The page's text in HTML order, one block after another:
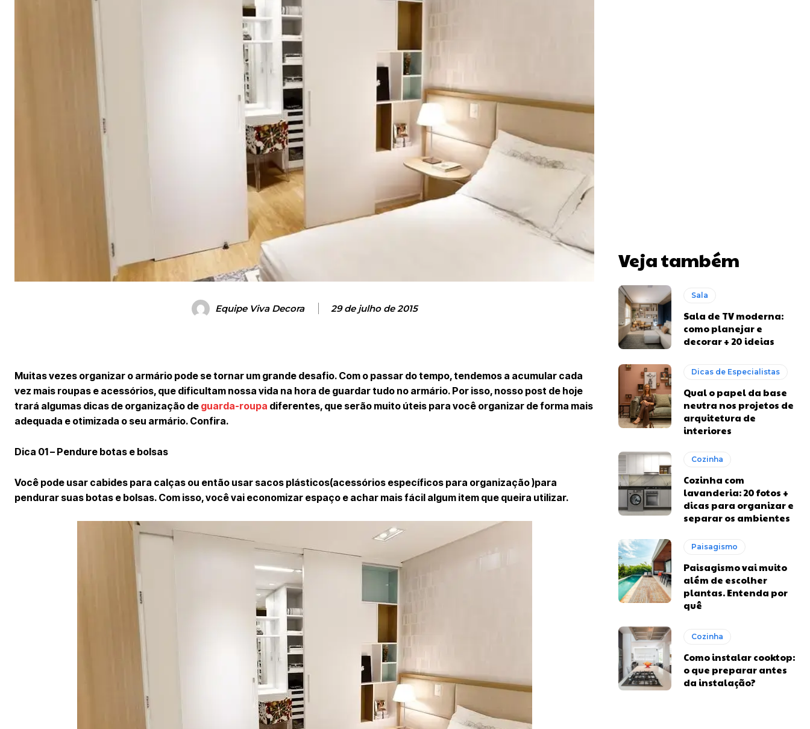
Equipe Viva Decora 29 de julho de 2015
Muitas vezes organizar o armário pode se tornar um grande desafio. Com o passar do tempo, tendemos a acumular cada
vez mais roupas e acessórios, que dificultam nossa vida na hora de guardar tudo no armário. Por isso, nosso post de hoje
trará algumas dicas de organização de guarda-roupa diferentes, que serão muito úteis para você organizar de forma mais
adequada e otimizada o seu armário. Confira.
Dica 01 – Pendure botas e bolsas
Você pode usar cabides para calças ou então usar sacos plásticos(acessórios específicos para organização )para
pendurar suas botas e bolsas. Com isso, você vai economizar espaço e achar mais fácil algum item que queira utilizar.
Veja também
Sala
Sala de TV moderna:
como planejar e
decorar + 20 ideias
Dicas de Especialistas
Qual o papel da base
neutra nos projetos de
arquitetura de
interiores
Cozinha
Cozinha com
lavanderia: 20 fotos +
dicas para organizar e
separar os ambientes
Paisagismo
Paisagismo vai muito
além de escolher
plantas. Entenda por
quê
Cozinha
Como instalar cooktop:
o que preparar antes
da instalação?